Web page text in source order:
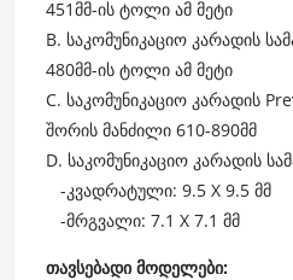
451მმ-ის ტოლი ამ მეტი
B. საკომუნიკაციო კარადის
480მმ-ის ტოლი ამ მეტი
C. საკომუნიკაციო კარადის
შორის მანძილი 610-890მმ
D. საკომუნიკაციო კარადის
-კვადრატული: 9.5 X 9.5 მმ
-მრგვალი: 7.1 X 7.1 მმ
თავსებადი მოდელები: